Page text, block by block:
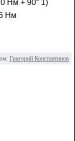
Нм + 90° 1)
Нм
Григорий Константинов